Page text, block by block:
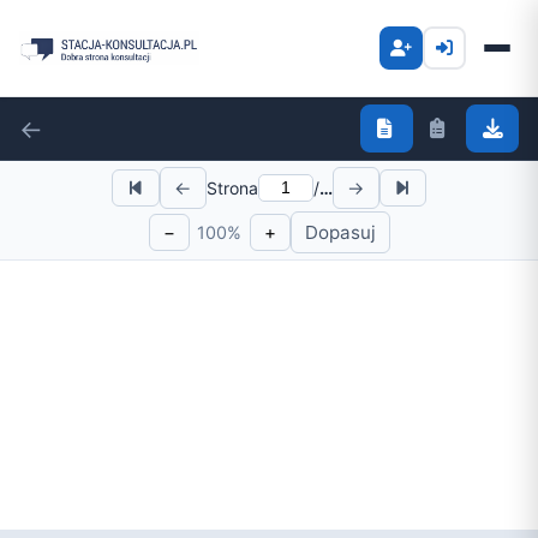
←
← Strona /…
→
−
100% + Dopasuj